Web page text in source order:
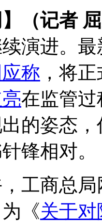
】（记者
演进。
称 ，将
在监管过
的姿态
锋相对。
商总局
《关于